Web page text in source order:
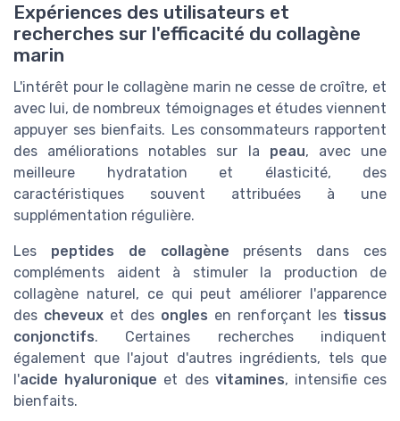
Expériences des utilisateurs et
recherches sur l'efficacité du collagène
marin
L'intérêt pour le collagène marin ne cesse de croître, et
avec lui, de nombreux témoignages et études viennent
appuyer ses bienfaits. Les consommateurs rapportent
des améliorations notables sur la peau, avec une
meilleure hydratation et élasticité, des
caractéristiques souvent attribuées à une
supplémentation régulière.
Les peptides de collagène présents dans ces
compléments aident à stimuler la production de
collagène naturel, ce qui peut améliorer l'apparence
des cheveux et des ongles en renforçant les tissus
conjonctifs. Certaines recherches indiquent
également que l'ajout d'autres ingrédients, tels que
l'acide hyaluronique et des vitamines, intensifie ces
bienfaits.